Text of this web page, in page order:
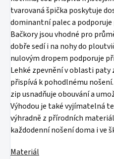
tvarovaná špička poskytuje
dominantní palec a
Bačkory jsou vhodné pro
dobře sedí i na nohy do
nulovým dropem podporuje
Lehké zpevnění v oblasti paty
přispívá k pohodlnému
zip usnadňuje obouvání a
Výhodou je také vyjímatelná
výhradně z přírodních
každodenní nošení doma i ve
Materiál